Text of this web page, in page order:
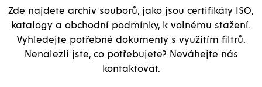
Zde najdete archiv souborů, jako jsou certifikáty ISO,
katalogy a obchodní podmínky, k volnému stažení.
Vyhledejte potřebné dokumenty s využitím filtrů.
Nenalezli jste, co potřebujete? Neváhejte nás
kontaktovat.